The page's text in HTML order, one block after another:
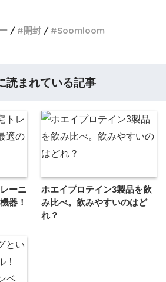
開封 Soomloom
読まれている記事
ーニ
器！
ホエイプロテイン3製品を飲
み比べ。飲みやすいのはど
れ？